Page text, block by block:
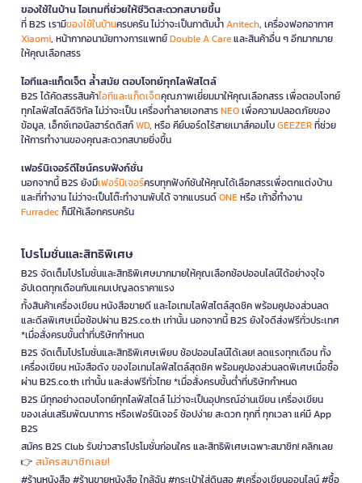
ของใช้ในบ้าน ไอเทมที่ช่วยให้ชีวิตสะดวกสบายขึ้น
ที่ B2S เรามีของใช้ในบ้านครบครัน ไม่ว่าจะเป็นกาต้มน้ำAnitech, เครื่องฟอกอากาศ
Xiaomi, หน้ากากอนามัยทางการแพทย์Double A Careและสินค้าอื่น ๆ อีกมากมาย
ให้คุณเลือกสรร
ไอทีและแก็ดเจ็ต ล้ำสมัย ตอบโจทย์ทุกไลฟ์สไตล์
B2S ได้คัดสรรสินค้าไอทีและแก็ดเจ็ตคุณภาพเยี่ยมมาให้คุณเลือกสรร เพื่อตอบโจทย์
ทุกไลฟ์สไตล์ดิจิทัล ไม่ว่าจะเป็น เครื่องทำลายเอกสารNEOเพื่อความปลอดภัยของ
ข้อมูล, เอ็กซ์เทอนัลฮาร์ดดิสก์WD, หรือ คีย์บอร์ดไร้สายเมาส์คอมโบGEEZERที่ช่วย
ให้การทำงานของคุณสะดวกสบายยิ่งขึ้น
เฟอร์นิเจอร์ดีไซน์ครบฟังก์ชั่น
นอกจากนี้ B2S ยังมีเฟอร์นิเจอร์ครบทุกฟังก์ชันให้คุณได้เลือกสรรเพื่อตกแต่งบ้าน
และที่ทำงาน ไม่ว่าจะเป็นโต๊ะทำงานพับได้ จากแบรนด์ONEหรือ เก้าอี้ทำงาน
Furradecก็มีให้เลือกครบครัน
โปรโมชั่นและสิทธิพิเศษ
B2S จัดเต็มโปรโมชั่นและสิทธิพิเศษมากมายให้คุณเลือกช้อปออนไลน์ได้อย่างจุใจ
อัปเดตทุกเดือนกับแคมเปญลดราคาแรง
ทั้งสินค้าเครื่องเขียน หนังสือขายดี และไอเทมไลฟ์สไตล์สุดชิค พร้อมคูปองส่วนลด
และดีลพิเศษเมื่อช้อปผ่าน B2S.co.th เท่านั้น นอกจากนี้ B2S ยังใจดีส่งฟรีทั่วประเทศ
*เมื่อสั่งครบขั้นต่ำที่บริษัทกำหนด
B2S จัดเต็มโปรโมชั่นและสิทธิพิเศษเพียบ ช้อปออนไลน์ได้เลย! ลดแรงทุกเดือน ทั้ง
เครื่องเขียน หนังสือดัง ของไอเทมไลฟ์สไตล์สุดชิค พร้อมคูปองส่วนลดพิเศษเมื่อซื้อ
ผ่าน B2S.co.th เท่านั้น และส่งฟรีทั่วไทย *เมื่อสั่งครบขั้นต่ำที่บริษัทกำหนด
B2S มีทุกอย่างตอบโจทย์ทุกไลฟ์สไตล์ ไม่ว่าจะเป็นอุปกรณ์อ่านเขียน เครื่องเขียน
ของเล่นเสริมพัฒนาการ หรือเฟอร์นิเจอร์ ช้อปง่าย สะดวก ทุกที่ ทุกเวลา แค่มี App
B2S
สมัคร B2S Club รับข่าวสารโปรโมชั่นก่อนใคร และสิทธิพิเศษเฉพาะสมาชิก! คลิกเลย
👉 สมัครสมาชิกเลย!
#ร้านหนังสือ #ร้านขายหนังสือ ใกล้ฉัน #กระเป๋าใส่ดินสอ #เครื่องเขียนออนไลน์ #ซื้อ